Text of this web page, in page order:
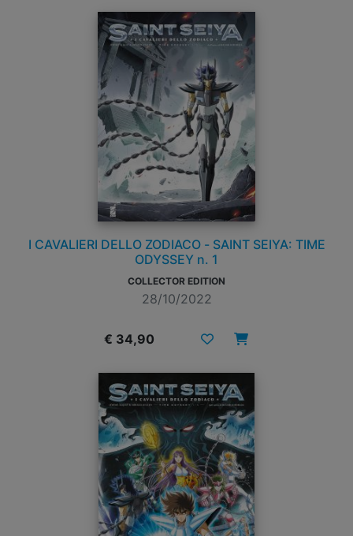
I CAVALIERI DELLO ZODIACO - SAINT SEIYA: TIME
ODYSSEY n. 1
COLLECTOR EDITION
28/10/2022
€ 34,90